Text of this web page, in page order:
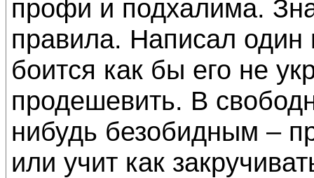
профи и подхалима.
правила. Написал один
боится как бы его не
продешевить. В
нибудь безобидным –
или учит как